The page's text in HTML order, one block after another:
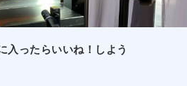
入ったらいいね！しよう